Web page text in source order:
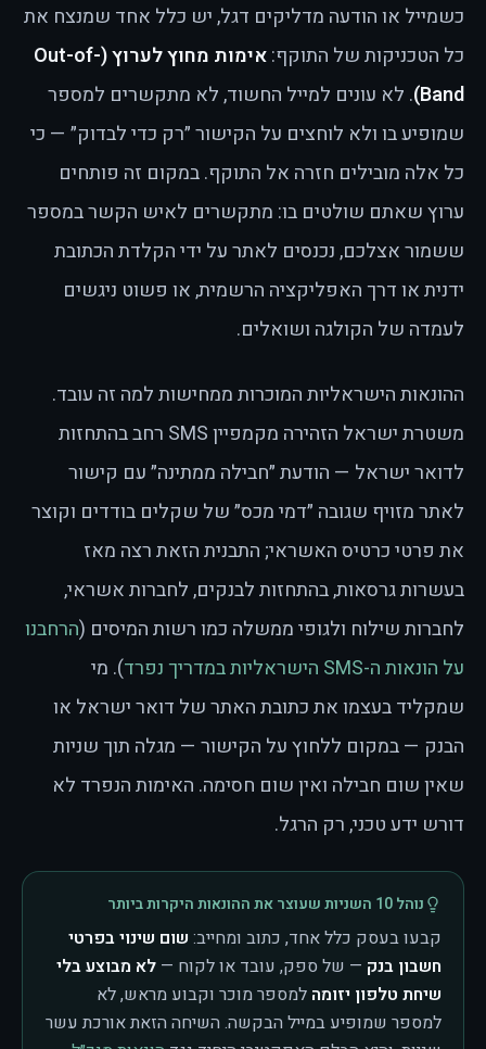
כשמייל או הודעה מדליקים דגל, יש כלל אחד שמנצח את
כל הטכניקות של התוקף:
אימות מחוץ לערוץ (Out-of-
Band) . לא עונים למייל החשוד, לא מתקשרים למספר
שמופיע בו ולא לוחצים על הקישור ״רק כדי לבדוק״ — כי
כל אלה מובילים חזרה אל התוקף. במקום זה פותחים
ערוץ שאתם שולטים בו: מתקשרים לאיש הקשר במספר
ששמור אצלכם, נכנסים לאתר על ידי הקלדת הכתובת
ידנית או דרך האפליקציה הרשמית, או פשוט ניגשים
לעמדה של הקולגה ושואלים.
ההונאות הישראליות המוכרות ממחישות למה זה עובד.
משטרת ישראל הזהירה מקמפיין SMS רחב בהתחזות
לדואר ישראל — הודעת ״חבילה ממתינה״ עם קישור
לאתר מזויף שגובה ״דמי מכס״ של שקלים בודדים וקוצר
את פרטי כרטיס האשראי; התבנית הזאת רצה מאז
בעשרות גרסאות, בהתחזות לבנקים, לחברות אשראי,
לחברות שילוח ולגופי ממשלה כמו רשות המיסים (הרחבנו
על הונאות ה-SMS הישראליות במדריך נפרד
). מי
שמקליד בעצמו את כתובת האתר של דואר ישראל או
הבנק — במקום ללחוץ על הקישור — מגלה תוך שניות
שאין שום חבילה ואין שום חסימה. האימות הנפרד לא
דורש ידע טכני, רק הרגל.
נוהל 10 השניות שעוצר את ההונאות היקרות ביותר
קבעו בעסק כלל אחד, כתוב ומחייב: שום שינוי בפרטי
חשבון בנק — של ספק, עובד או לקוח — לא מבוצע בלי
שיחת טלפון יזומה למספר מוכר וקבוע מראש, לא
למספר שמופיע במייל הבקשה. השיחה הזאת אורכת עשר